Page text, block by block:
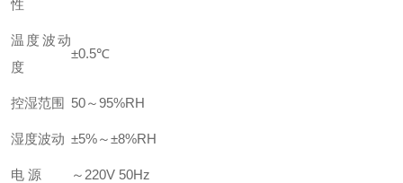
性
温度波动
度
±0.5℃
控湿范围 50～95%RH
湿度波动 ±5%～±8%RH
电 源 ～220V 50Hz